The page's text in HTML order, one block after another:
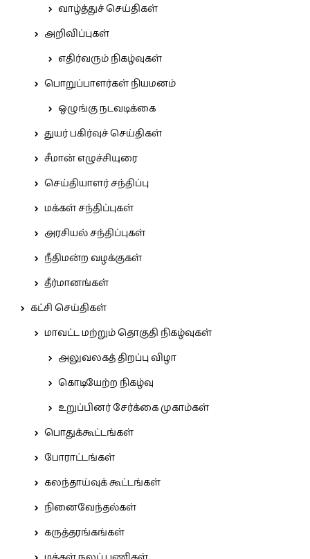
வாழ்த்துச் செய்திகள்
அறிவிப்புகள்
எதிர்வரும் நிகழ்வுகள்
பொறுப்பாளர்கள் நியமனம்
ஒழுங்கு நடவடிக்கை
துயர் பகிர்வுச் செய்திகள்
சீமான் எழுச்சியுரை
செய்தியாளர் சந்திப்பு
மக்கள் சந்திப்புகள்
அரசியல் சந்திப்புகள்
நீதிமன்ற வழக்குகள்
தீர்மானங்கள்
கட்சி செய்திகள்
மாவட்ட மற்றும் தொகுதி நிகழ்வுகள்
அலுவலகத் திறப்பு விழா
கொடியேற்ற நிகழ்வு
உறுப்பினர் சேர்க்கை முகாம்கள்
பொதுக்கூட்டங்கள்
போராட்டங்கள்
கலந்தாய்வுக் கூட்டங்கள்
நினைவேந்தல்கள்
கருத்தரங்கங்கள்